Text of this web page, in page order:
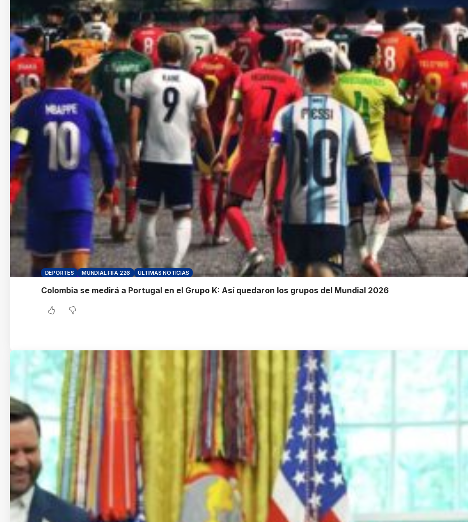
DEPORTES MUNDIAL FIFA 226 ÚLTIMAS NOTICIAS
Colombia se medirá a Portugal en el Grupo K: Así quedaron los grupos del Mundial 2026